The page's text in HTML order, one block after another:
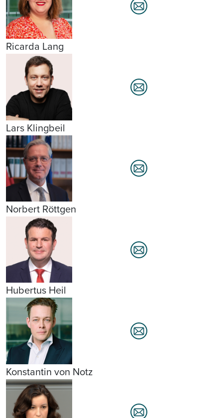
Ricarda Lang
Lars Klingbeil
Norbert Röttgen
Hubertus Heil
Konstantin von Notz